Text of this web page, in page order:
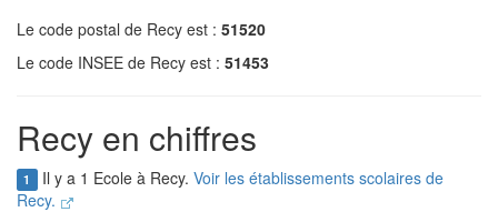
Le code postal de Recy est : 51520
Le code INSEE de Recy est : 51453
Recy en chiffres
1 Il y a 1 Ecole à Recy. Voir les établissements scolaires de
Recy.